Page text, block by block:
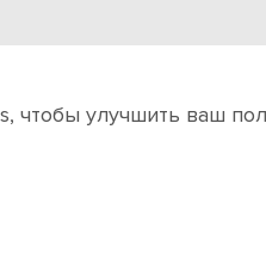
полного цикла
чтобы улучшить ваш